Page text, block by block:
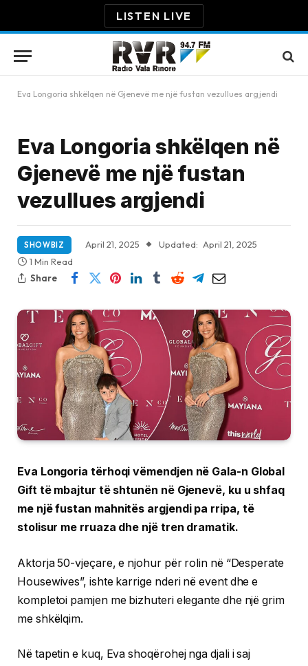
LISTEN LIVE
Eva Longoria shkëlqen në Gjenevë me një fustan vezullues argjendi
Eva Longoria shkëlqen në
Gjenevë me një fustan
vezullues argjendi
SHOWBIZ April 21, 2025 Updated: April 21, 2025
1 Min Read
Share
Eva Longoria tërhoqi vëmendjen në Gala-n Global
Gift të mbajtur të shtunën në Gjenevë, ku u shfaq
me një fustan mahnitës argjendi pa rripa, të
stolisur me rruaza dhe një tren dramatik.
Aktorja 50-vjeçare, e njohur për rolin në “Desperate
Housewives”, ishte karrige nderi në event dhe e
kompletoi pamjen me bizhuteri elegante dhe një grim
me shkëlqim.
Në tapetin e kuq, Eva shoqërohej nga djali i saj